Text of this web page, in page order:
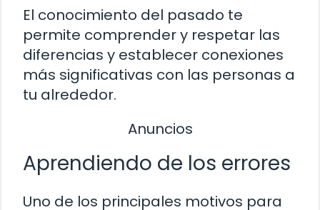
El conocimiento del pasado te
permite comprender y respetar las
diferencias y establecer conexiones
más significativas con las personas a
tu alrededor.
Anuncios
Aprendiendo de los errores
Uno de los principales motivos para